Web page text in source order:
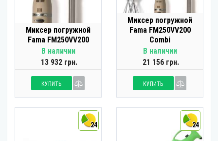
Миксер погружной
Fama FM250VV200
В наличии
13 932 грн.
КУПИТЬ
Миксер погружной
Fama FM250VV200
Combi
В наличии
21 156 грн.
КУПИТЬ
24 24